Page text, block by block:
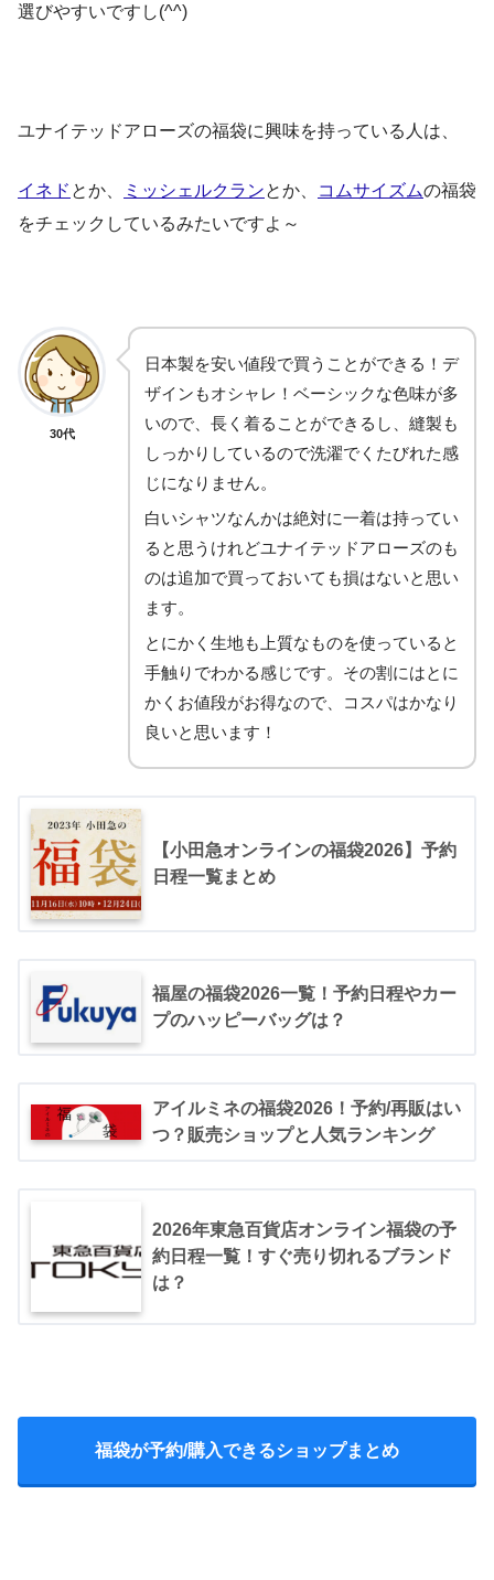
選びやすいですし(^^)
ユナイテッドアローズの福袋に興味を持っている人は、
イネド とか、 ミッシェルクランとか、 コムサイズムの福袋
をチェックしているみたいですよ～
30代
日本製を安い値段で買うことができる！デ
ザインもオシャレ！ベーシックな色味が多
いので、長く着ることができるし、縫製も
しっかりしているので洗濯でくたびれた感
じになりません。
白いシャツなんかは絶対に一着は持ってい
ると思うけれどユナイテッドアローズのも
のは追加で買っておいても損はないと思い
ます。
とにかく生地も上質なものを使っていると
手触りでわかる感じです。その割にはとに
かくお値段がお得なので、コスパはかなり
良いと思います！
【小田急オンラインの福袋2026】予約
日程一覧まとめ
福屋の福袋2026一覧！予約日程やカー
プのハッピーバッグは？
アイルミネの福袋2026！予約/再販はい
つ？販売ショップと人気ランキング
2026年東急百貨店オンライン福袋の予
約日程一覧！すぐ売り切れるブランド
は？
福袋が予約/購入できるショップまとめ